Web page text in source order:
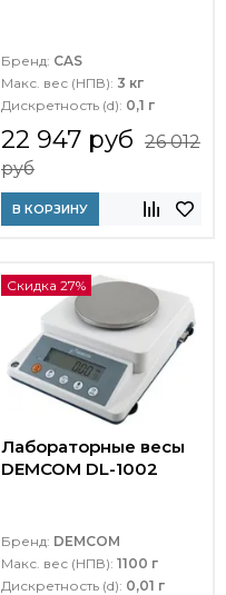
Бренд: CAS
Макс. вес (НПВ): 3 кг
Дискретность (d): 0,1 г
22 947 руб 26 012
руб
В КОРЗИНУ
Скидка 27%
Лабораторные весы
DEMCOM DL-1002
Бренд: DEMCOM
Макс. вес (НПВ): 1100 г
Дискретность (d): 0,01 г